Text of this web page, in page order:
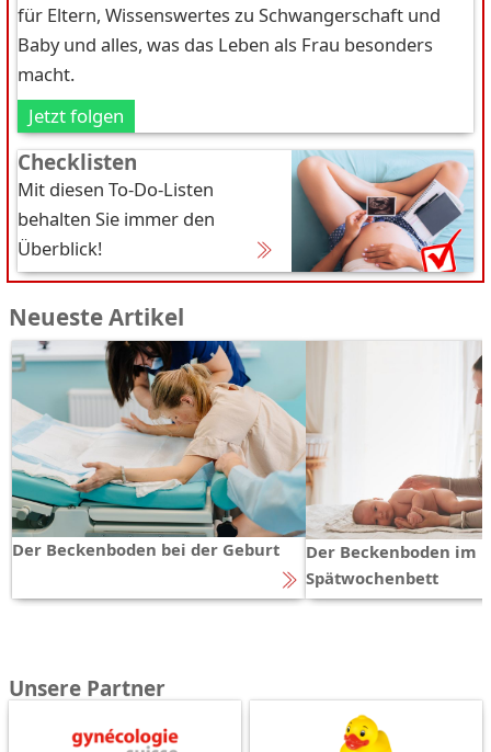
für Eltern, Wissenswertes zu Schwangerschaft und
Baby und alles, was das Leben als Frau besonders
macht.
Jetzt folgen
Checklisten
Mit diesen To-Do-Listen
behalten Sie immer den
Überblick!
Neueste Artikel
Der Beckenboden bei der Geburt
Der Beckenboden im
Spätwochenbett
Unsere Partner